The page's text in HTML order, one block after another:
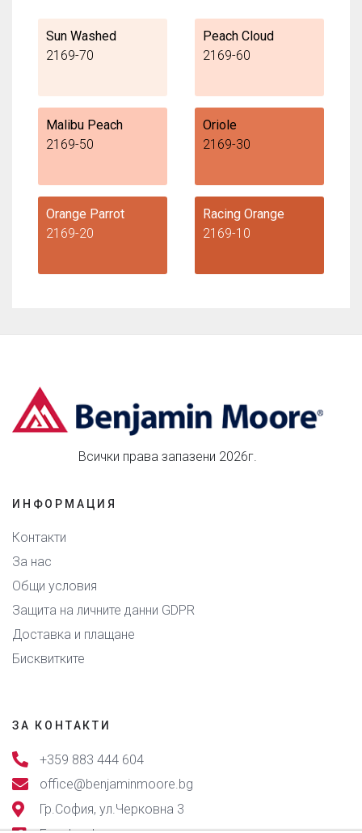
Sun Washed
2169-70
Peach Cloud
2169-60
Malibu Peach
2169-50
Oriole
2169-30
Orange Parrot
2169-20
Racing Orange
2169-10
Всички права запазени 2026г.
ИНФОРМАЦИЯ
Контакти
За нас
Общи условия
Защита на личните данни GDPR
Доставка и плащане
Бисквитките
ЗА КОНТАКТИ
+359 883 444 604
office@benjaminmoore.bg
Гр.София, ул.Черковна 3